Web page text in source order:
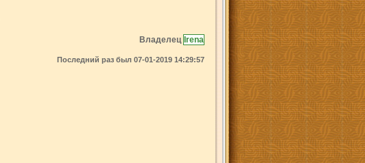
Владелец Irena
Последний раз был 07-01-2019 14:29:57